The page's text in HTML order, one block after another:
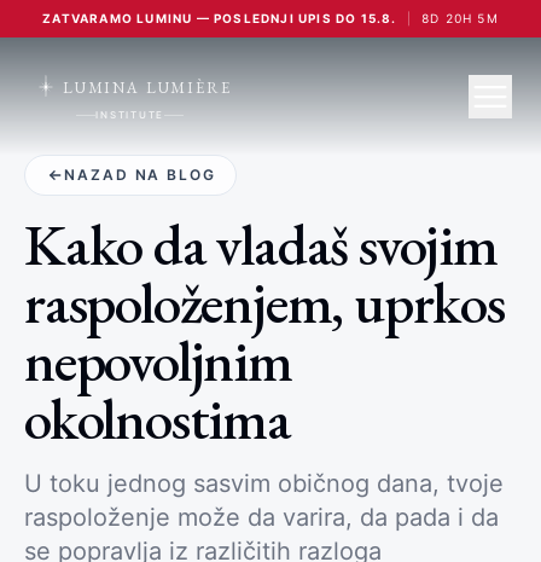
ZATVARAMO LUMINU — POSLEDNJI UPIS DO 15.8. 8D 20H 5M
LUMINA LUMIÈRE
INSTITUTE
NAZAD NA BLOG
Kako da vladaš svojim
raspoloženjem, uprkos
nepovoljnim
okolnostima
U toku jednog sasvim običnog dana, tvoje
raspoloženje može da varira, da pada i da
se popravlja iz različitih razloga